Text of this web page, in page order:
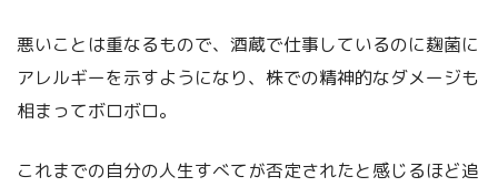
悪いことは重なるもので、酒蔵で仕事しているのに麹菌に
アレルギーを示すようになり、株での精神的なダメージも
相まってボロボロ。
これまでの自分の人生すべてが否定されたと感じるほど追